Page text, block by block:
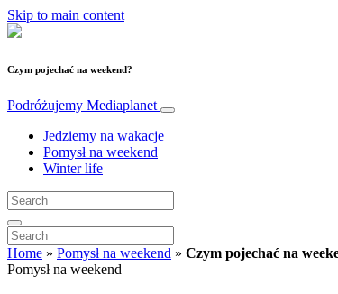
Skip to main content
Czym pojechać na weekend?
Podróżujemy Mediaplanet
Jedziemy na wakacje
Pomysł na weekend
Winter life
Home » Pomysł na weekend » Czym pojechać na
Pomysł na weekend